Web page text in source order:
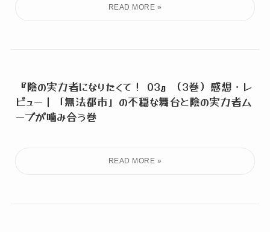
『陰の実力者になりたくて！ 03』（3巻）感想・レ
ビュー｜「無法都市」の不穏な舞台と陰の実力者ム
ーブが噛み合う巻